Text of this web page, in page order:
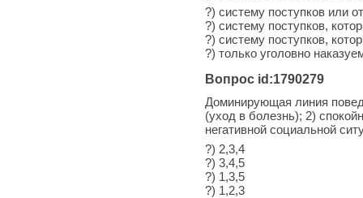
?) систему поступков или
?) систему поступков,
?) систему поступков,
?) только уголовно
Вопрос id:1790279
Доминирующая линия
(уход в болезнь); 2)
негативной социальной
?) 2,3,4
?) 3,4,5
?) 1,3,5
?) 1,2,3